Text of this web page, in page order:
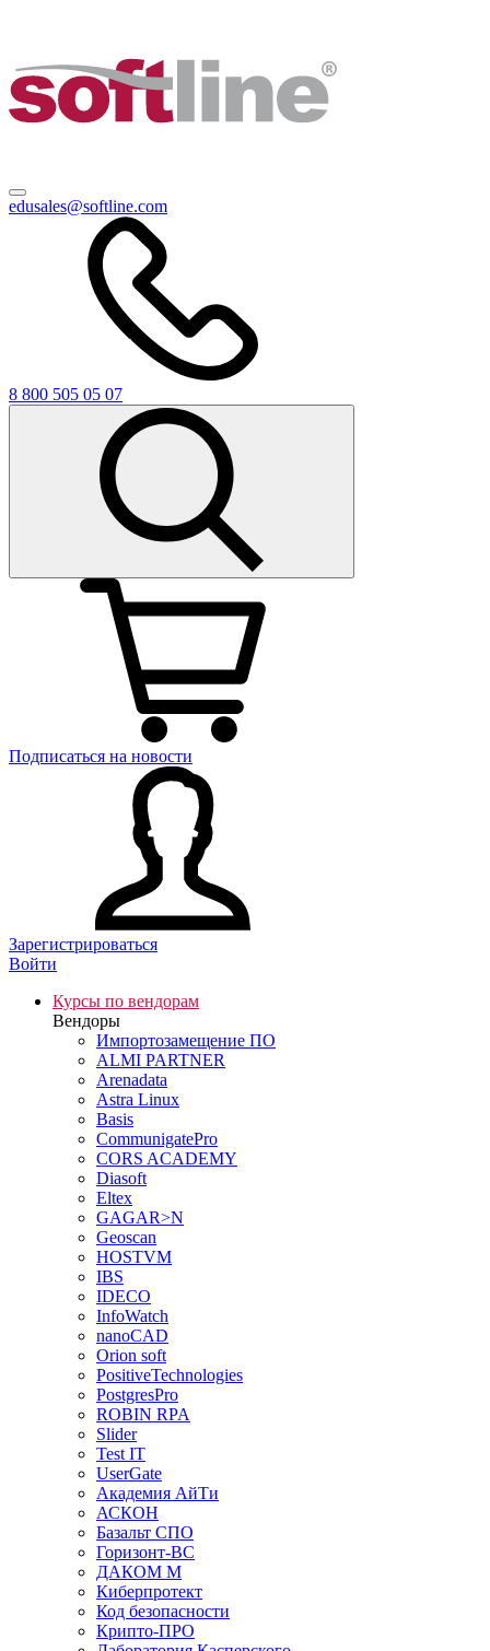
edusales@softline.com
8 800 505 05 07
Подписаться на новости
Зарегистрироваться
Войти
Курсы по вендорам
Вендоры
Импортозамещение ПО
ALMI PARTNER
Arenadata
Astra Linux
Basis
CommunigatePro
CORS ACADEMY
Diasoft
Eltex
GAGAR>N
Geoscan
HOSTVM
IBS
IDECO
InfoWatch
nanoCAD
Orion soft
PositiveTechnologies
PostgresPro
ROBIN RPA
Slider
Test IT
UserGate
Академия АйТи
АСКОН
Базальт СПО
Горизонт-ВС
ДАКОМ М
Киберпротект
Код безопасности
Крипто-ПРО